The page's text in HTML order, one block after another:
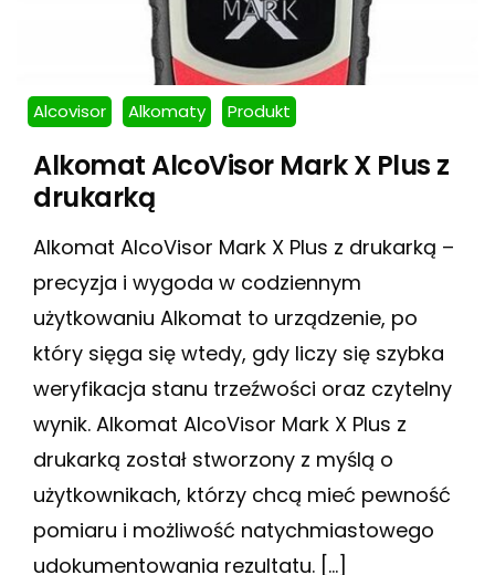
Alcovisor Alkomaty Produkt
Alkomat AlcoVisor Mark X Plus z
drukarką
Alkomat AlcoVisor Mark X Plus z drukarką –
precyzja i wygoda w codziennym
użytkowaniu Alkomat to urządzenie, po
który sięga się wtedy, gdy liczy się szybka
weryfikacja stanu trzeźwości oraz czytelny
wynik. Alkomat AlcoVisor Mark X Plus z
drukarką został stworzony z myślą o
użytkownikach, którzy chcą mieć pewność
pomiaru i możliwość natychmiastowego
udokumentowania rezultatu. […]